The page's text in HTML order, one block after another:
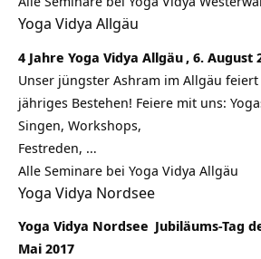
Yoga Vidya Allgäu
4 Jahre Yoga Vidya Allgäu , 6. August
Unser jüngster Ashram im Allgäu
jähriges Bestehen! Feiere mit uns:
Singen, Workshops,
Festreden, …
Alle Seminare bei Yoga Vidya Allgäu
Yoga Vidya Nordsee
Yoga Vidya Nordsee Jubiläums-Tag
Mai 2017